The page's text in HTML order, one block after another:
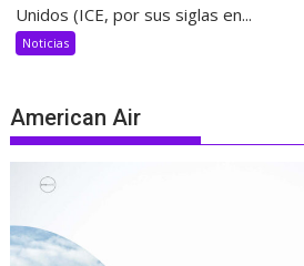
Unidos (ICE, por sus siglas en...
Noticias
American Air